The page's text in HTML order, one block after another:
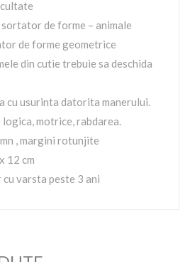
de forme – animale
de forme geometrice
din cutie trebuie sa deschida
cu usurinta datorita manerului.
motrice, rabdarea.
, margini rotunjite
12 cm
varsta peste 3 ani